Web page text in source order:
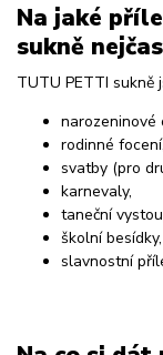
Na jaké
sukně
TUTU PETTI sukně
narozeninové
rodinné focení,
svatby (pro
karnevaly,
taneční
školní besídky,
slavnostní